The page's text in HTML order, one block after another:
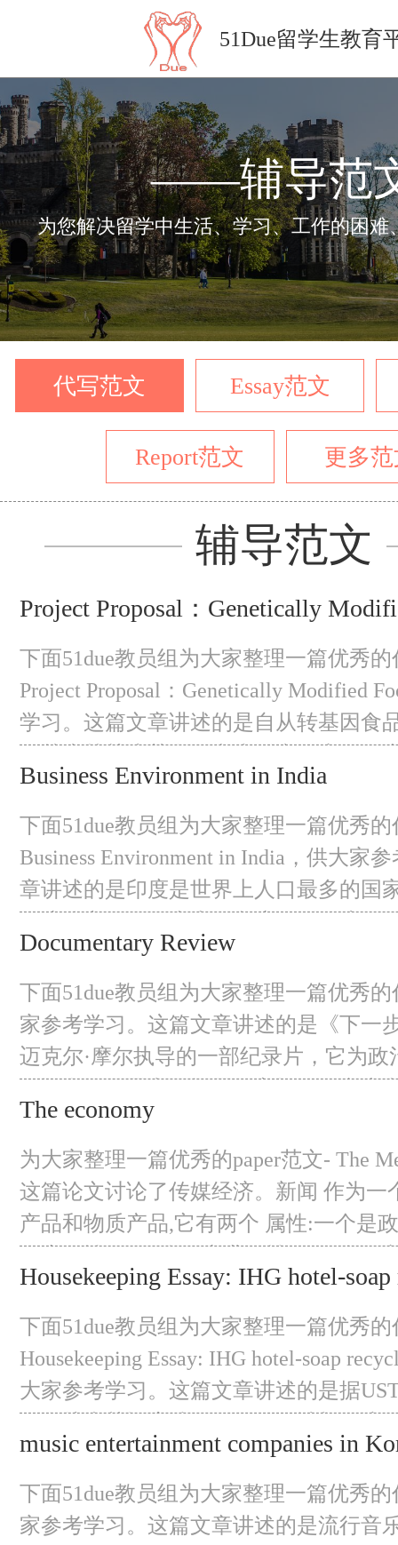
51Due留学生教育
——辅导范
为您解决留学中生活、学习、工作的困难
代写范文 Essay范文
Report范文 更多
辅导范文
Project Proposal：Genetically
下面51due教员组为大家整理一篇优秀
Project Proposal：Genetically Modified
学习。这篇文章讲述的是自从转基因食
因食品进行更深入的分析。在现代社会
越来越重视食品的安全和营养。受粮食
响，许多人甚至会选择以更高的价格获
Business Environment in India
下面51due教员组为大家整理一篇优秀
Business Environment in India，供大家
章讲述的是印度是世界上人口最多的国
法律和政治的角度探讨印度的商业环境
业、建筑业、互联网和电子商务方面的
了在印度经营的外国公司面临的两个最
Documentary Review
下面51due教员组为大家整理一篇优秀
家参考学习。这篇文章讲述的是《下一
迈克尔·摩尔执导的一部纪录片，它为政
兰、斯洛文尼亚、德国、葡萄牙、挪威
洲国家的社会价值、政府政策和一般就
着重分析两个国家：法国和挪威。在文
上，探讨这些国家就业关系的特点。
The economy
为大家整理一篇优秀的paper范文- The
这篇论文讨论了传媒经济。新闻 作为一
产品和物质产品,它有两个 属性:一个是
其商品属性和操作的法律, 当然也必须
响。从一个经济的角度来看,我们可以清
种商品,但是 同时,我们必须指出,它
Housekeeping Essay: IHG hotel-
下面51due教员组为大家整理一篇优秀
Housekeeping Essay: IHG hotel-soap
大家参考学习。这篇文章讲述的是据
界”负责，旨在回收酒店客人的肥皂水
可持续性。我同意IHG应采纳并促进这
采用这种新
music entertainment companies in
debut K-pop singers aged 19 and a
下面51due教员组为大家整理一篇优秀
家参考学习。这篇文章讲述的是流行音